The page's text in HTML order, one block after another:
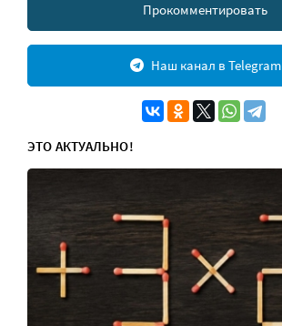
Прокомментировать
Наш канал в Telegram
ЭТО АКТУАЛЬНО!